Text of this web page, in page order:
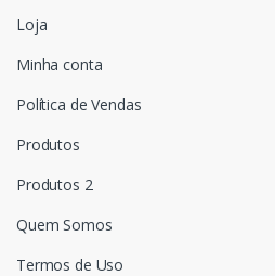
Loja
Minha conta
Política de Vendas
Produtos
Produtos 2
Quem Somos
Termos de Uso